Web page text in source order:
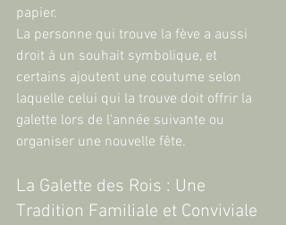
papier.
La personne qui trouve la fève a aussi
droit à un souhait symbolique, et
certains ajoutent une coutume selon
laquelle celui qui la trouve doit offrir la
galette lors de l'année suivante ou
organiser une nouvelle fête.
La Galette des Rois : Une
Tradition Familiale et Conviviale